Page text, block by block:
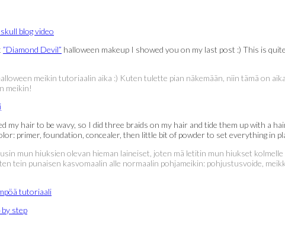
”Diamond Devil” halloween makeup I showed you on my last post :) This is
meikin tutoriaalin aika :) Kuten tulette pian näkemään, niin tämä on
meikin!
my hair to be wavy, so I did three braids on my hair and tide them up with a
primer, foundation, concealer, then little bit of powder to set everything in
mun hiuksien olevan hieman laineiset, joten mä letitin mun hiukset
tein punaisen kasvomaalin alle normaalin pohjameikin: pohjustusvoide,